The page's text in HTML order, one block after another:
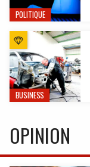
POLITIQUE
BUSINESS
OPINION